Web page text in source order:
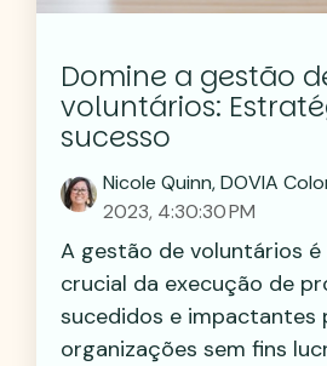
Domine a gestão
voluntários:
sucesso
Nicole Quinn, DOVIA
2023, 4:30:30 PM
A gestão de voluntários
crucial da execução de
sucedidos e impactantes
organizações sem fins